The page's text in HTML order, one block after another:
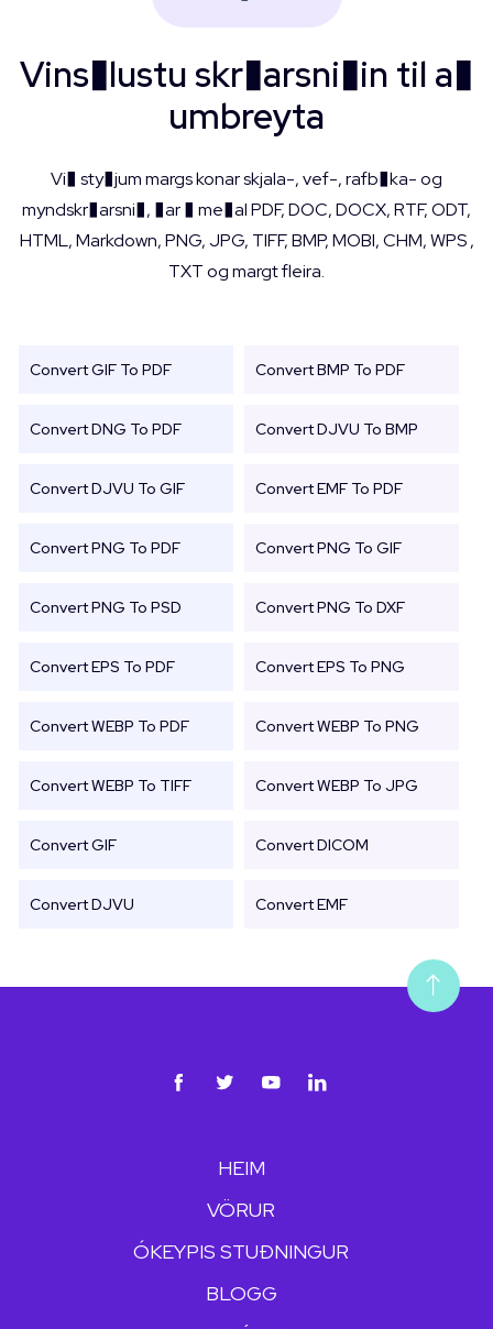
Vins�lustu skr�arsni�in til a�
umbreyta
Vi� sty�jum margs konar skjala-, vef-, rafb�ka- og
myndskr�arsni�, �ar � me�al PDF, DOC, DOCX, RTF, ODT,
HTML, Markdown, PNG, JPG, TIFF, BMP, MOBI, CHM, WPS ,
TXT og margt fleira.
Convert GIF To PDF Convert BMP To PDF
Convert DNG To PDF Convert DJVU To BMP
Convert DJVU To GIF Convert EMF To PDF
Convert PNG To PDF Convert PNG To GIF
Convert PNG To PSD Convert PNG To DXF
Convert EPS To PDF Convert EPS To PNG
Convert WEBP To PDF Convert WEBP To PNG
Convert WEBP To TIFF Convert WEBP To JPG
Convert GIF Convert DICOM
Convert DJVU Convert EMF
HEIM
VÖRUR
ÓKEYPIS STUÐNINGUR
BLOGG